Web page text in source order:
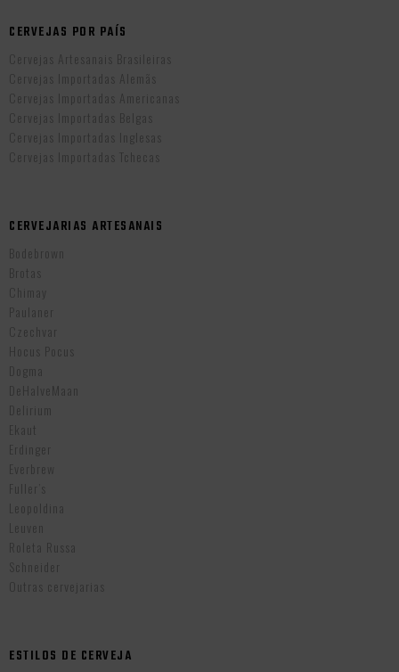
CERVEJAS POR PAÍS
Cervejas Artesanais Brasileiras
Cervejas Importadas Alemãs
Cervejas Importadas Americanas
Cervejas Importadas Belgas
Cervejas Importadas Inglesas
Cervejas Importadas Tchecas
CERVEJARIAS ARTESANAIS
Bodebrown
Brotas
Chimay
Paulaner
Czechvar
Hocus Pocus
Dogma
DeHalveMaan
Delirium
Ekaut
Erdinger
Everbrew
Fuller’s
Leopoldina
Leuven
Roleta Russa
Schneider
Outras cervejarias
ESTILOS DE CERVEJA